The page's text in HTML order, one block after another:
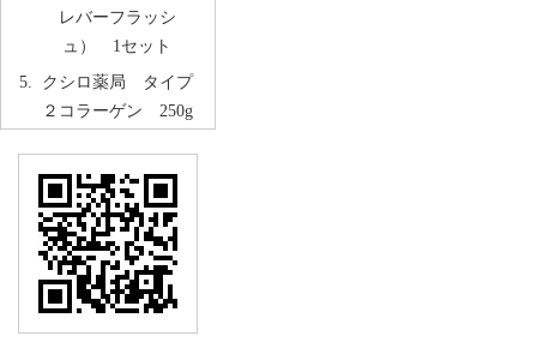
レバーフラッシ
ュ） 1セット
クシロ薬局 タイプ
２コラーゲン 250g